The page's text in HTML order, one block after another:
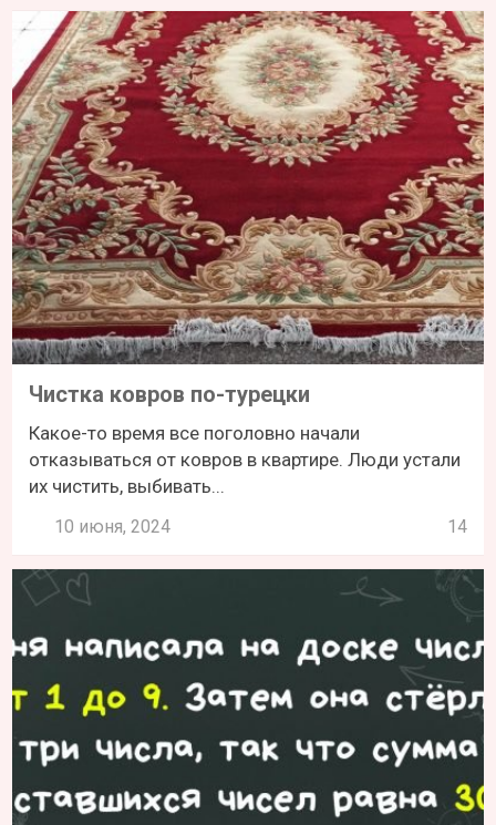
Чистка ковров по-турецки
Какое-то время все поголовно начали
отказываться от ковров в квартире. Люди устали
их чистить, выбивать...
10 июня, 2024 14